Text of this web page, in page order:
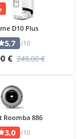
D10 Plus
5,7 /10
€ 249,00 €
Roomba 886
3,0 /10